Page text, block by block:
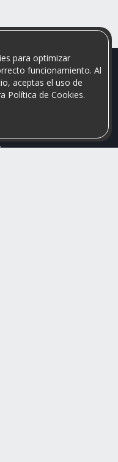
para optimizar
funcionamiento. Al
aceptas el uso de
Política de Cookies.
con las que buscan una